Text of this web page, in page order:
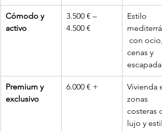
Cómodo y
activo
3.500 € –
4.500 €
Estilo
con ocio,
cenas y
escapadas
Premium y
exclusivo
6.000 € +
Vivienda
zonas
costeras
lujo y